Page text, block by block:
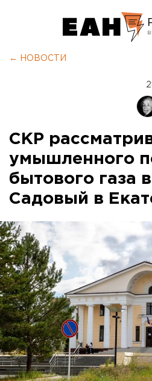
← НОВОСТИ
СКР
умышленного
бытового газа
Садовый в